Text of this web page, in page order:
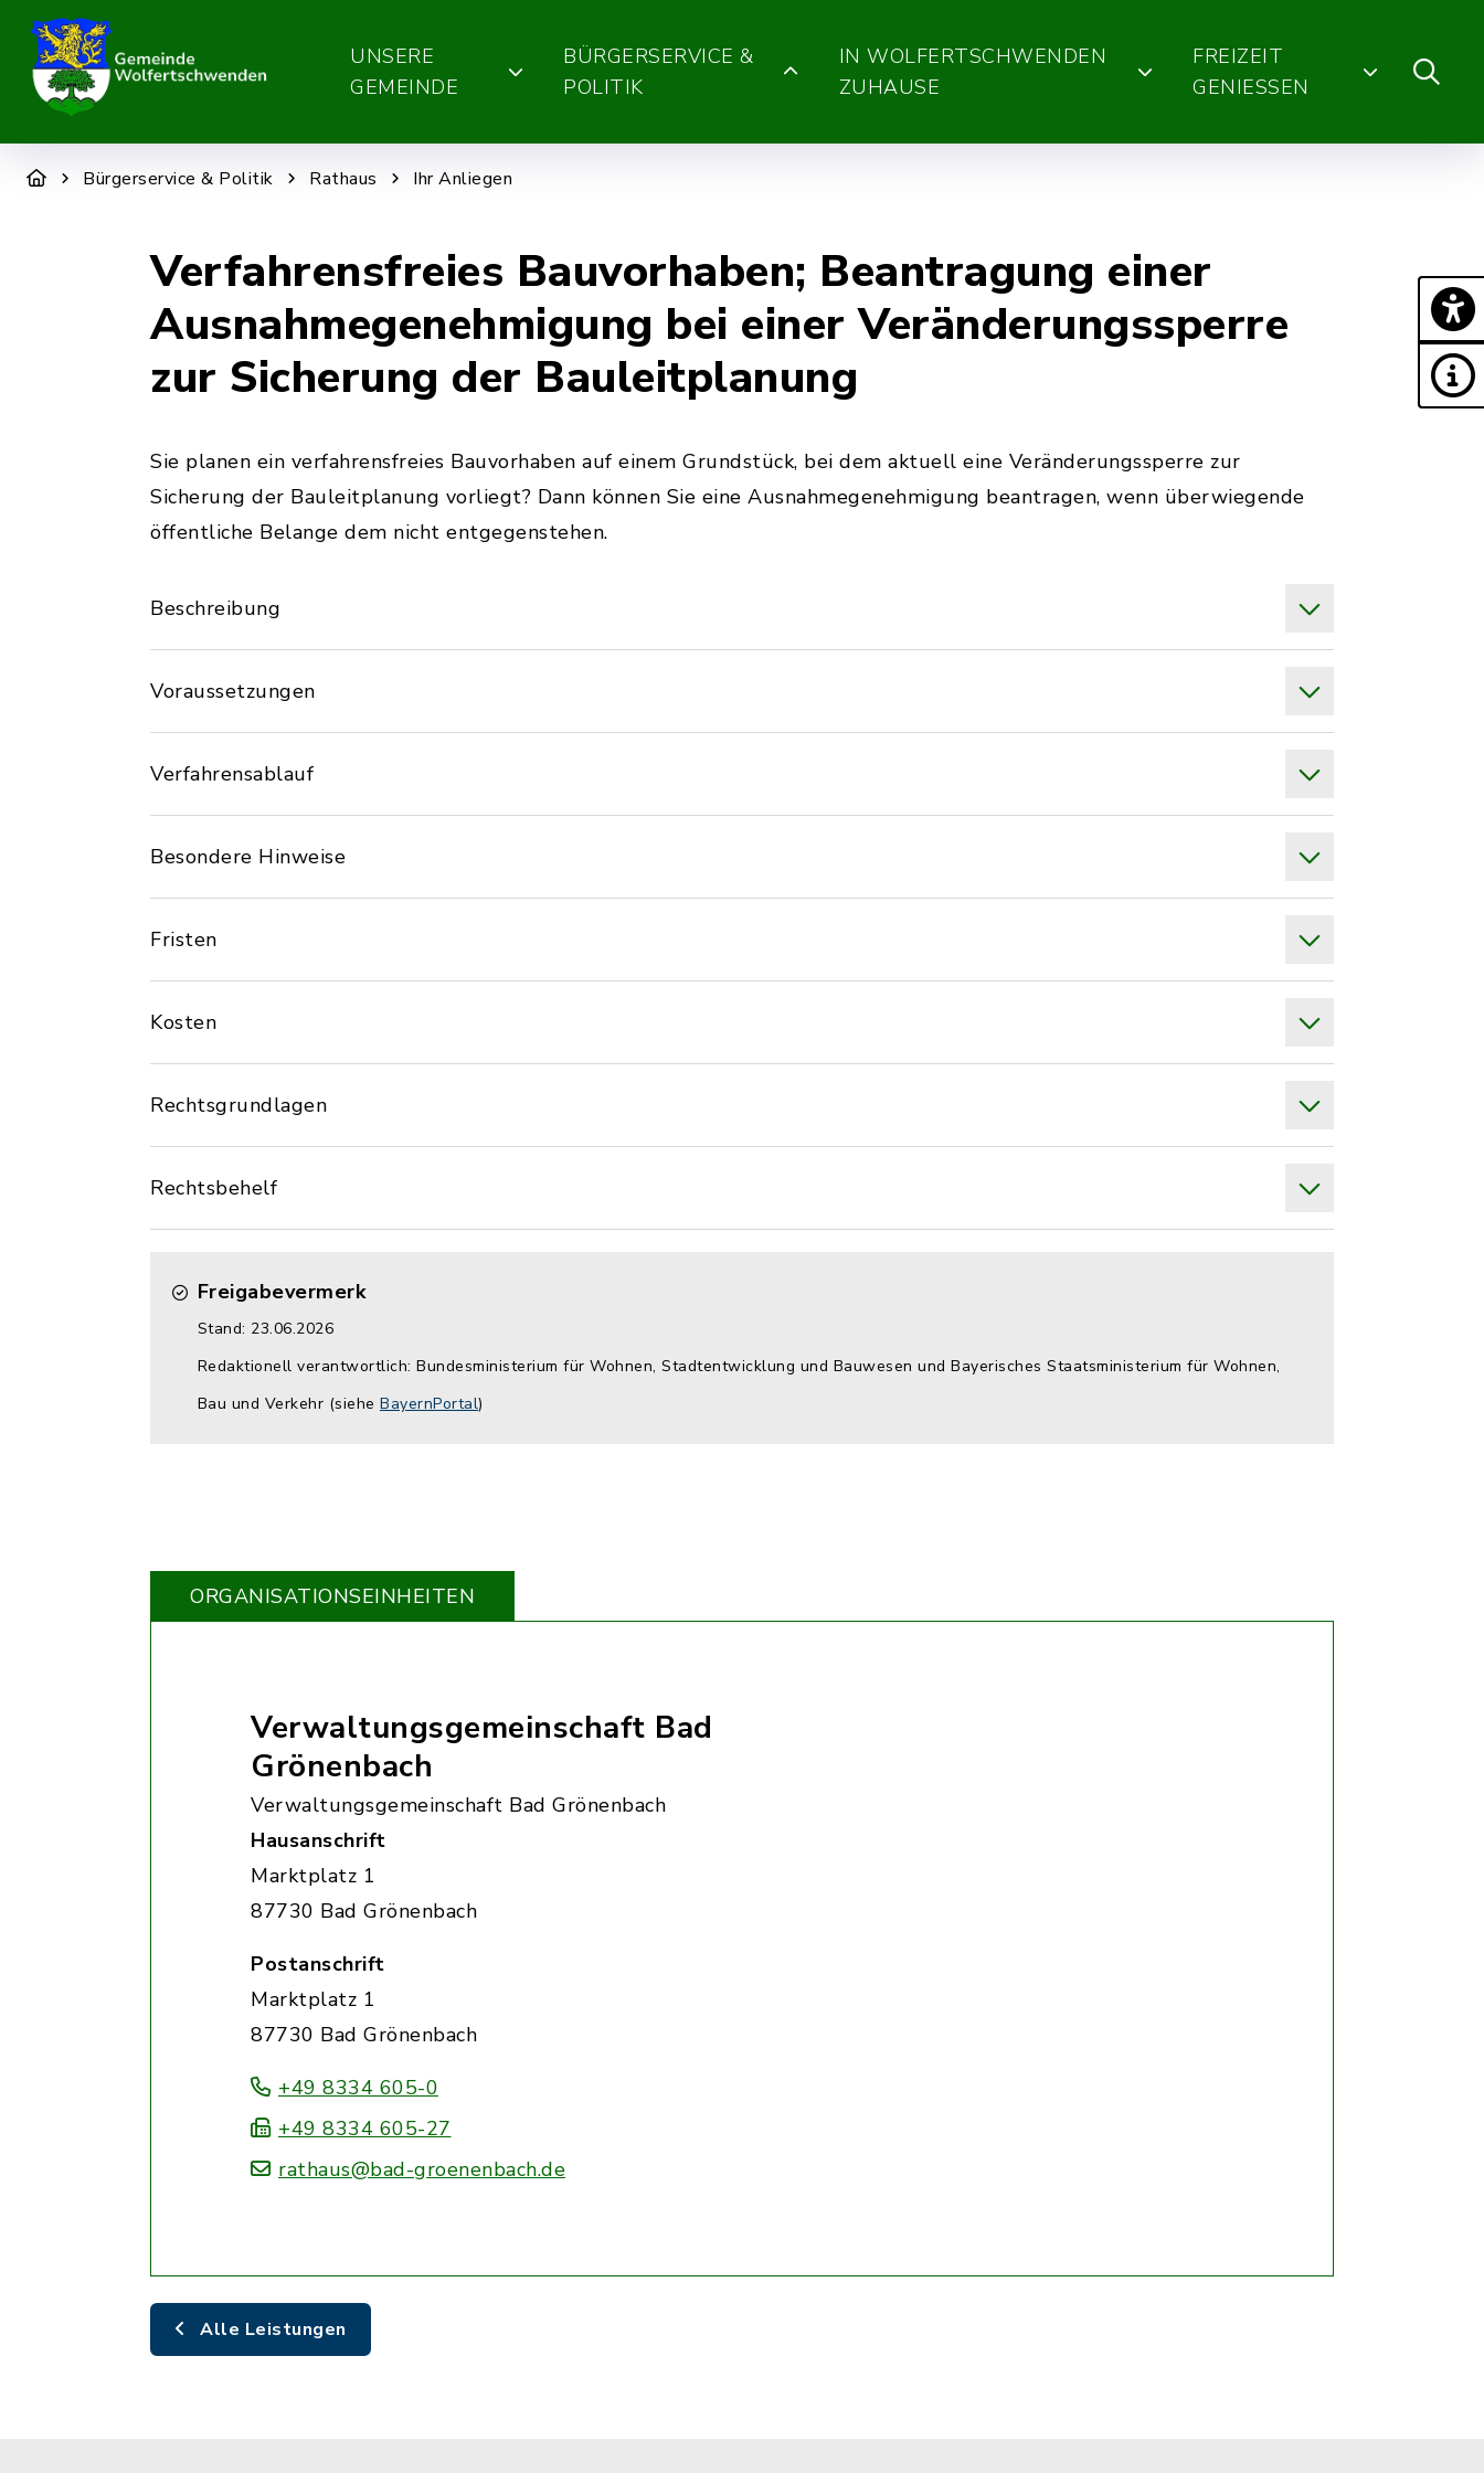
UNSERE
GEMEINDE
BÜRGERSERVICE &
POLITIK
IN WOLFERTSCHWENDEN
ZUHAUSE
FREIZEIT
GENIESSEN
Bürgerservice & Politik Rathaus Ihr Anliegen
Verfahrensfreies Bauvorhaben; Beantragung einer
Ausnahmegenehmigung bei einer Veränderungssperre
zur Sicherung der Bauleitplanung
Sie planen ein verfahrensfreies Bauvorhaben auf einem Grundstück, bei dem aktuell eine Veränderungssperre zur
Sicherung der Bauleitplanung vorliegt? Dann können Sie eine Ausnahmegenehmigung beantragen, wenn überwiegende
öffentliche Belange dem nicht entgegenstehen.
Beschreibung
Voraussetzungen
Verfahrensablauf
Besondere Hinweise
Fristen
Kosten
Rechtsgrundlagen
Rechtsbehelf
Freigabevermerk
Stand: 23.06.2026
Redaktionell verantwortlich: Bundesministerium für Wohnen, Stadtentwicklung und Bauwesen und Bayerisches Staatsministerium für Wohnen,
Bau und Verkehr (siehe BayernPortal)
ORGANISATIONS­EINHEITEN
Verwaltungsgemeinschaft Bad
Grönenbach
Verwaltungsgemeinschaft Bad Grönenbach
Hausanschrift
Marktplatz 1
87730 Bad Grönenbach
Postanschrift
Marktplatz 1
87730 Bad Grönenbach
+49 8334 605-0
+49 8334 605-27
rathaus@bad-groenenbach.de
Alle Leistungen